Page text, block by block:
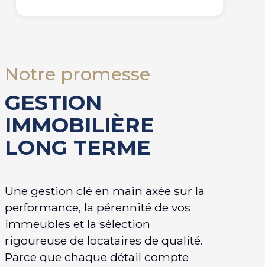
Notre promesse
GESTION
IMMOBILIÈRE
LONG TERME
Une gestion clé en main axée sur la
performance, la pérennité de vos
immeubles et la sélection
rigoureuse de locataires de qualité.
Parce que chaque détail compte